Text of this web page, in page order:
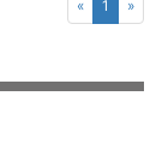
« 1 »